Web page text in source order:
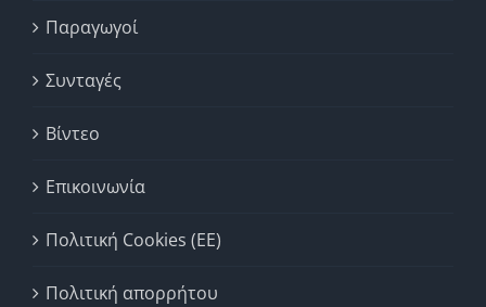
Παραγωγοί
Συνταγές
Βίντεο
Επικοινωνία
Πολιτική Cookies (ΕΕ)
Πολιτική απορρήτου